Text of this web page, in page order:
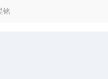
铭